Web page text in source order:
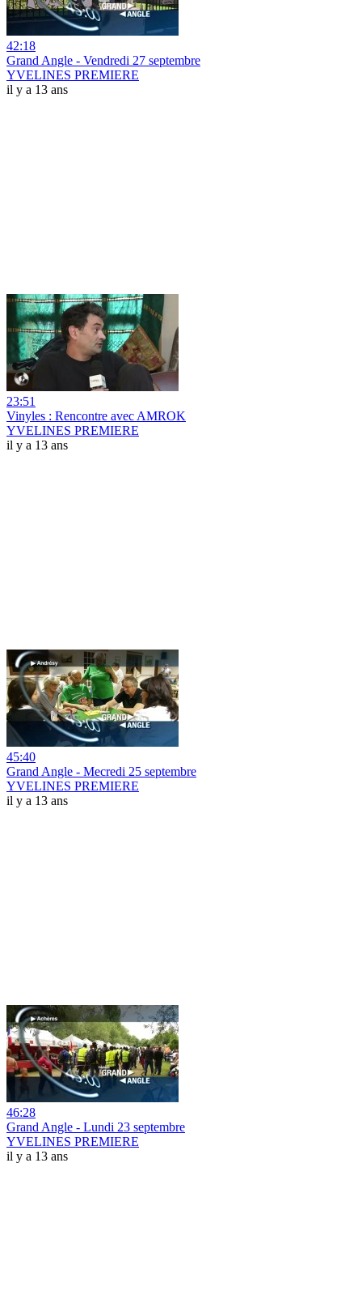
42:18
Grand Angle - Vendredi 27 septembre
YVELINES PREMIERE
il y a 13 ans
23:51
Vinyles : Rencontre avec AMROK
YVELINES PREMIERE
il y a 13 ans
45:40
Grand Angle - Mecredi 25 septembre
YVELINES PREMIERE
il y a 13 ans
46:28
Grand Angle - Lundi 23 septembre
YVELINES PREMIERE
il y a 13 ans